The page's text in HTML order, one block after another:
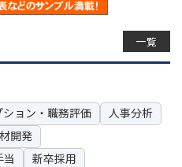
一覧
ョン・職務評価
人事分析
開発
当
新卒採用